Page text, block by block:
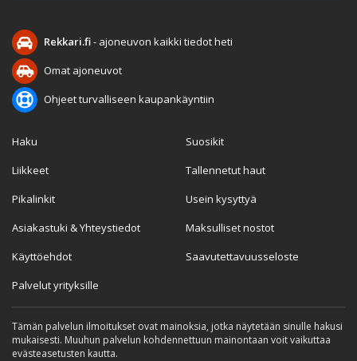
Rekkari.fi- ajoneuvon kaikki tiedot heti
Omat ajoneuvot
Ohjeet turvalliseen kaupankäyntiin
Haku
Liikkeet
Pikalinkit
Asiakastuki & Yhteystiedot
Käyttöehdot
Palvelut yrityksille
Suosikit
Tallennetut haut
Usein kysyttyä
Maksulliset nostot
Saavutettavuusseloste
Tämän palvelun ilmoitukset ovat mainoksia, jotka näytetään sinulle hakusi
mukaisesti. Muuhun palvelun kohdennettuun mainontaan voit vaikuttaa
evästeasetusten kautta.